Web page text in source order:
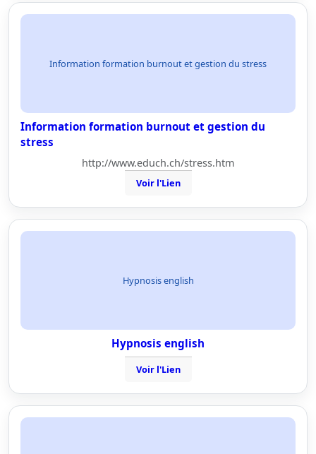
Information formation burnout et gestion du stress
Information formation burnout et gestion du
stress
http://www.educh.ch/stress.htm
Voir l'Lien
Hypnosis english
Hypnosis english
Voir l'Lien